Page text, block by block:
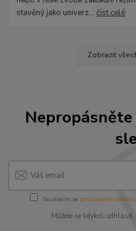
stavěný jako univerz...číst celé
Zobrazit
Nepropásněte
Souhlasím se zpracováním
Můžete se kdykoli